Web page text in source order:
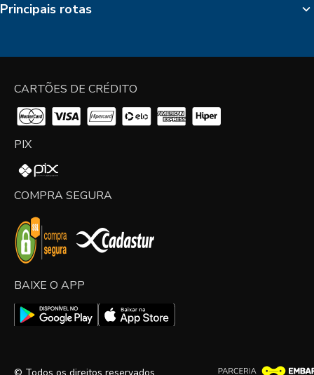
Principais rotas
CARTÕES DE CRÉDITO
PIX
COMPRA SEGURA
BAIXE O APP